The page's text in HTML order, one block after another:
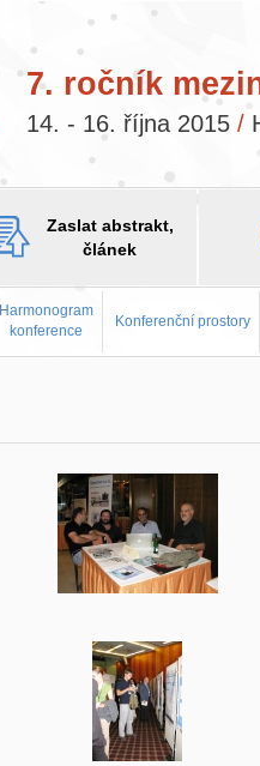
7. ročník
14. - 16. října 2015 /
Zaslat abstrakt,
článek
Harmonogram
konference
Konferenční prostory